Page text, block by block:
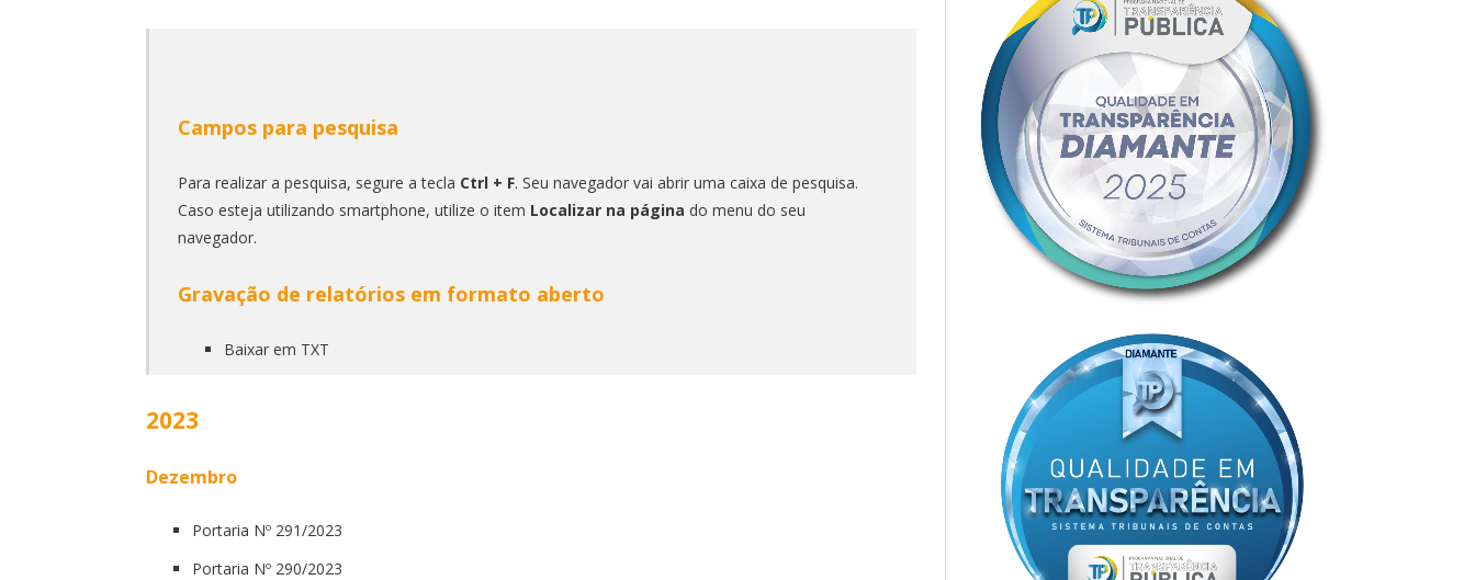
Campos para pesquisa
Para realizar a pesquisa, segure a tecla Ctrl + F. Seu navegador vai abrir uma caixa de pesquisa.
Caso esteja utilizando smartphone, utilize o item Localizar na página do menu do seu
navegador.
Gravação de relatórios em formato aberto
Baixar em TXT
2023
Dezembro
Portaria Nº 291/2023
Portaria Nº 290/2023